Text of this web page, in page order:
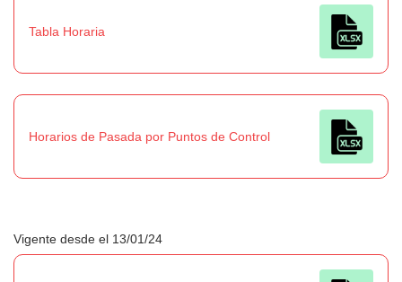
Tabla Horaria
Horarios de Pasada por Puntos de Control
Vigente desde el 13/01/24